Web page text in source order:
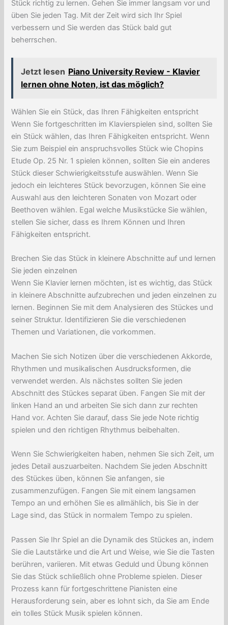
Stück richtig zu lernen. Gehen Sie immer langsam vor und
üben Sie jeden Tag. Mit der Zeit wird sich Ihr Spiel
verbessern und Sie werden das Stück bald gut
beherrschen.
Jetzt lesen Piano University Review - Klavier
lernen ohne Noten, ist das möglich?
Wählen Sie ein Stück, das Ihren Fähigkeiten entspricht
Wenn Sie fortgeschritten im Klavierspielen sind, sollten Sie
ein Stück wählen, das Ihren Fähigkeiten entspricht. Wenn
Sie zum Beispiel ein anspruchsvolles Stück wie Chopins
Etude Op. 25 Nr. 1 spielen können, sollten Sie ein anderes
Stück dieser Schwierigkeitsstufe auswählen. Wenn Sie
jedoch ein leichteres Stück bevorzugen, können Sie eine
Auswahl aus den leichteren Sonaten von Mozart oder
Beethoven wählen. Egal welche Musikstücke Sie wählen,
stellen Sie sicher, dass es Ihrem Können und Ihren
Fähigkeiten entspricht.
Brechen Sie das Stück in kleinere Abschnitte auf und lernen
Sie jeden einzelnen
Wenn Sie Klavier lernen möchten, ist es wichtig, das Stück
in kleinere Abschnitte aufzubrechen und jeden einzelnen zu
lernen. Beginnen Sie mit dem Analysieren des Stückes und
seiner Struktur. Identifizieren Sie die verschiedenen
Themen und Variationen, die vorkommen.
Machen Sie sich Notizen über die verschiedenen Akkorde,
Rhythmen und musikalischen Ausdrucksformen, die
verwendet werden. Als nächstes sollten Sie jeden
Abschnitt des Stückes separat üben. Fangen Sie mit der
linken Hand an und arbeiten Sie sich dann zur rechten
Hand vor. Achten Sie darauf, dass Sie jede Note richtig
spielen und den richtigen Rhythmus beibehalten.
Wenn Sie Schwierigkeiten haben, nehmen Sie sich Zeit, um
jedes Detail auszuarbeiten. Nachdem Sie jeden Abschnitt
des Stückes üben, können Sie anfangen, sie
zusammenzufügen. Fangen Sie mit einem langsamen
Tempo an und erhöhen Sie es allmählich, bis Sie in der
Lage sind, das Stück in normalem Tempo zu spielen.
Passen Sie Ihr Spiel an die Dynamik des Stückes an, indem
Sie die Lautstärke und die Art und Weise, wie Sie die Tasten
berühren, variieren. Mit etwas Geduld und Übung können
Sie das Stück schließlich ohne Probleme spielen. Dieser
Prozess kann für fortgeschrittene Pianisten eine
Herausforderung sein, aber es lohnt sich, da Sie am Ende
ein tolles Stück Musik spielen können.